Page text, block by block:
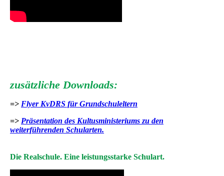
zusätzliche Downloads:
=> Flyer KvDRS für Grundschuleltern
=> Präsentation des Kultusministeriums zu den
weiterführenden Schularten.
Die Realschule. Eine leistungsstarke Schulart.